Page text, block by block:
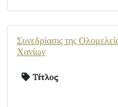
Συνεδρίασις της
Χανίων
Τίτλος